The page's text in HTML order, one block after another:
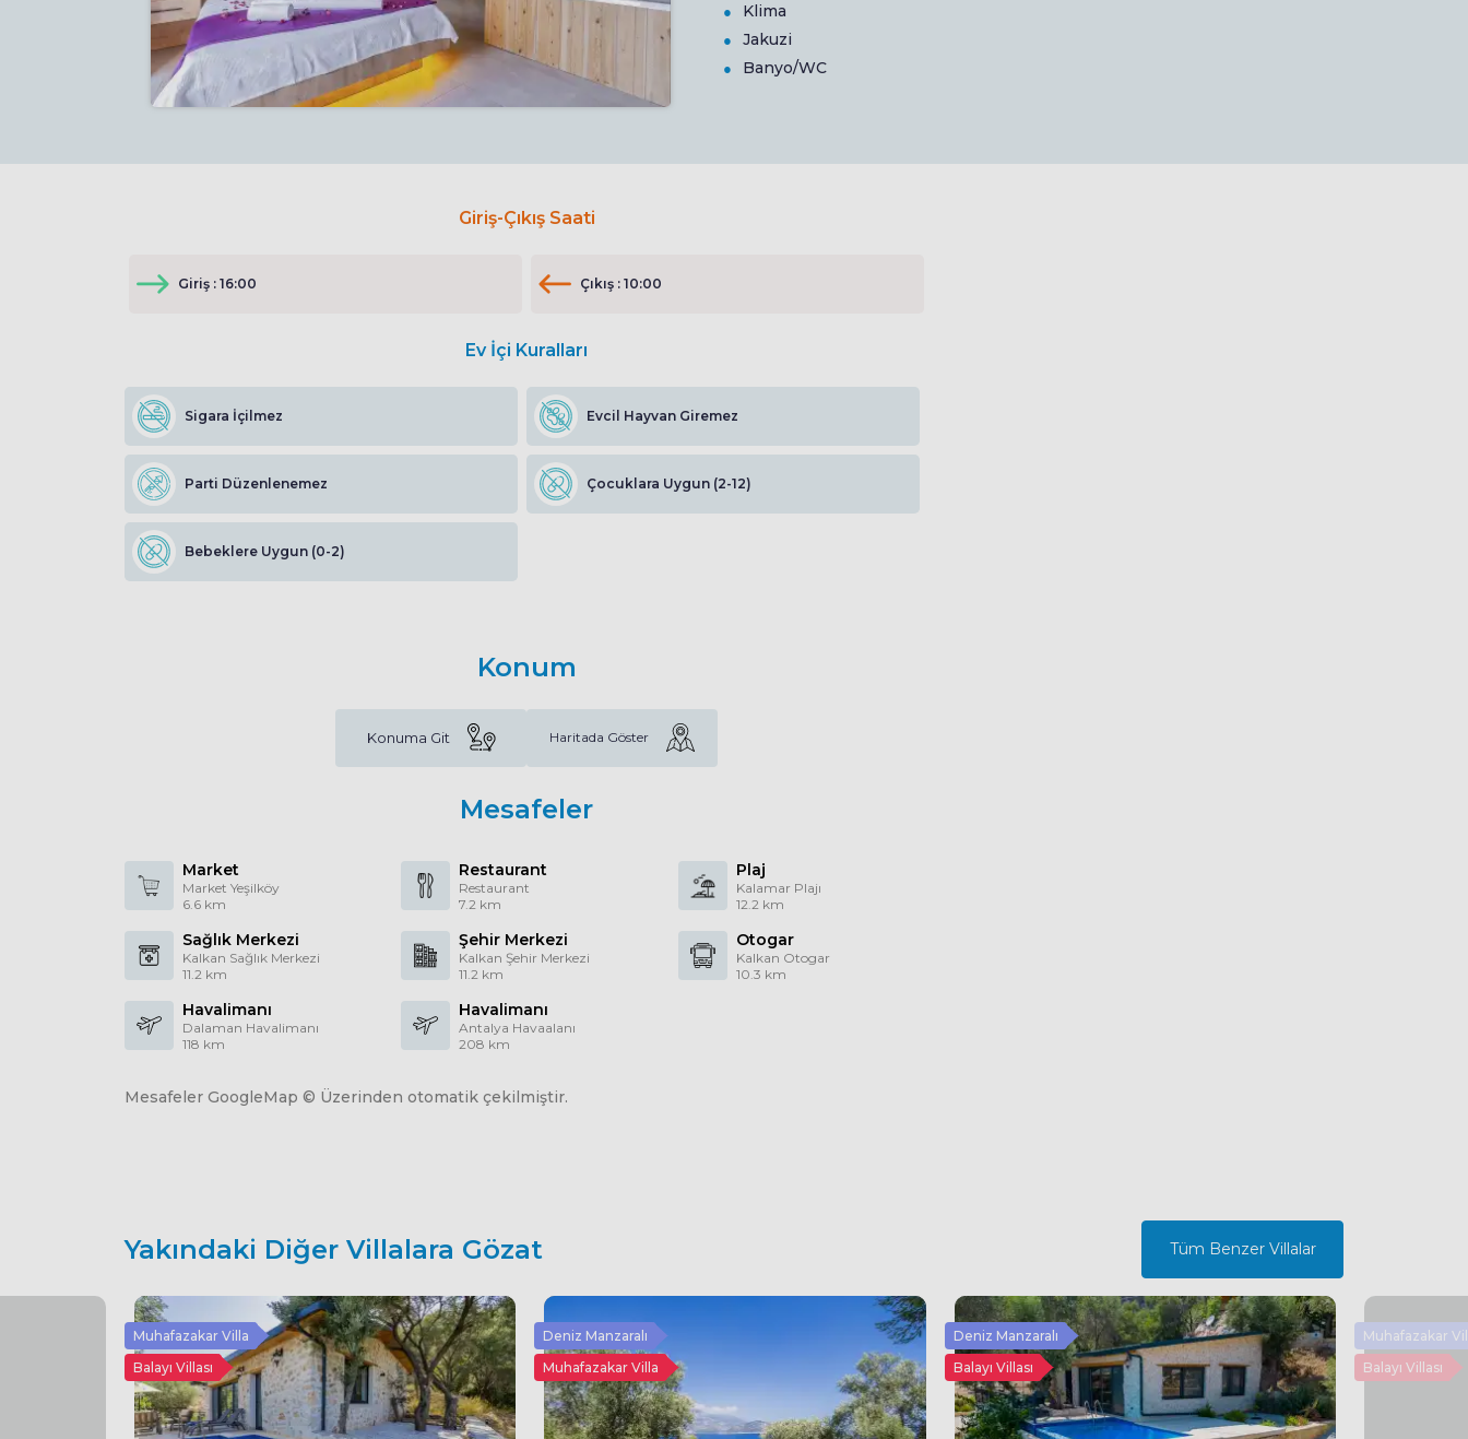
Klima
Jakuzi
Banyo/WC
Giriş-Çıkış Saati
Giriş : 16:00 Çıkış : 10:00
Ev İçi Kuralları
Sigara İçilmez Evcil Hayvan Giremez
Parti Düzenlenemez Çocuklara Uygun (2-12)
Bebeklere Uygun (0-2)
Konum
Konuma Git Haritada Göster
Mesafeler
Market
Market Yeşilköy
6.6 km
Restaurant
Restaurant
7.2 km
Plaj
Kalamar Plajı
12.2 km
Sağlık Merkezi
Kalkan Sağlık Merkezi
11.2 km
Şehir Merkezi
Kalkan Şehir Merkezi
11.2 km
Otogar
Kalkan Otogar
10.3 km
Havalimanı
Dalaman Havalimanı
118 km
Havalimanı
Antalya Havaalanı
208 km
Mesafeler GoogleMap © Üzerinden otomatik çekilmiştir.
Yakındaki Diğer Villalara Gözat Tüm Benzer Villalar
Muhafazakar Villa
Balayı Villası
Deniz Manzaralı
Muhafazakar Villa
Deniz Manzaralı
Balayı Villası
Muhafazakar
Balayı Villası